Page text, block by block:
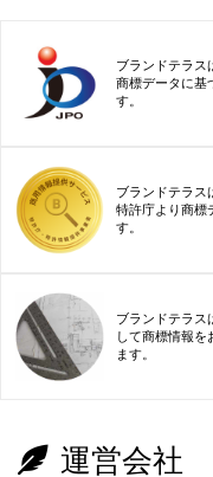
ブランドテラス
商標データに基
す。
ブランドテラス
特許庁より商標
す。
ブランドテラス
して商標情報
ます。
運営会社